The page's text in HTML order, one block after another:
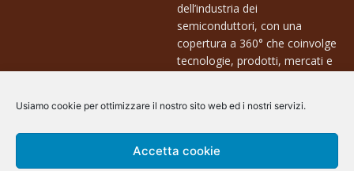
Usiamo cookie per ottimizzare il nostro sito web ed i nostri servizi.
Accetta cookie
dell’industria dei
semiconduttori, con una
copertura a 360° che coinvolge
tecnologie, prodotti, mercati e
Contatti:
info@arscommunication.it